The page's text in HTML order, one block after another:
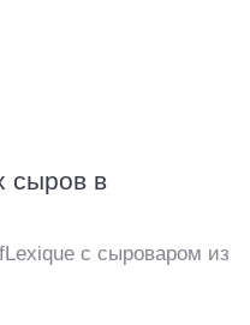
сыров в
c сыроваром из